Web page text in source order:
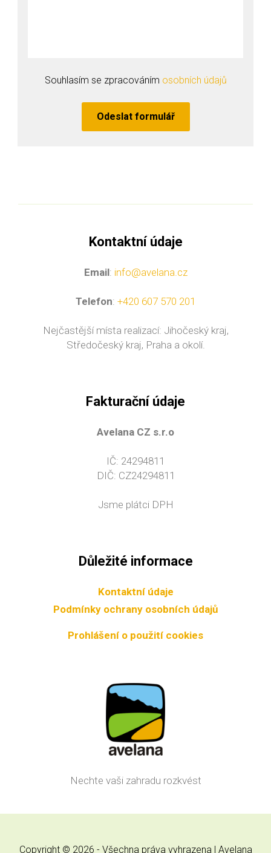
Souhlasím se zpracováním osobních údajů
Odeslat formulář
Kontaktní údaje
Email: info@avelana.cz
Telefon: +420 607 570 201
Nejčastější místa realizací: Jihočeský kraj,
Středočeský kraj, Praha a okolí.
Fakturační údaje
Avelana CZ s.r.o
IČ: 24294811
DIČ: CZ24294811
Jsme plátci DPH
Důležité informace
Kontaktní údaje
Podmínky ochrany osobních údajů
Prohlášení o použití cookies
Nechte vaši zahradu rozkvést
Copyright © 2026 - Všechna práva vyhrazena | Avelana